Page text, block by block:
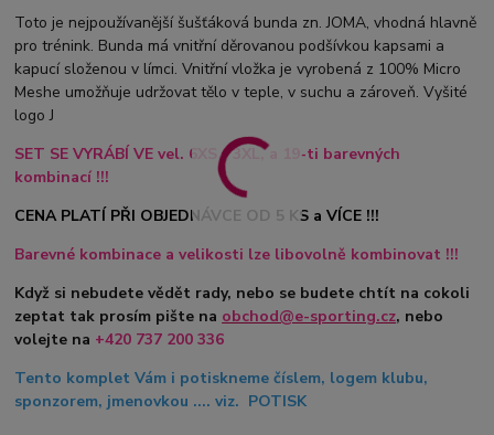
Toto je nejpoužívanější šušťáková bunda zn. JOMA, vhodná hlavně
pro trénink. Bunda má vnitřní děrovanou podšívkou kapsami a
kapucí složenou v límci. Vnitřní vložka je vyrobená z 100% Micro
Meshe umožňuje udržovat tělo v teple, v suchu a zároveň. Vyšité
logo J
SET SE VYRÁBÍ VE vel. 6XS - 3XL, a 19-ti barevných
kombinací !!!
CENA PLATÍ PŘI OBJEDNÁVCE OD 5 KS a VÍCE !!!
Barevné kombinace a velikosti lze libovolně kombinovat !!!
Když si nebudete vědět rady, nebo se budete chtít na cokoli
zeptat tak prosím pište na obchod@e-sporting.cz, nebo
volejte na +420 737 200 336
Tento komplet Vám i potiskneme číslem, logem klubu,
sponzorem, jmenovkou .... viz. POTISK